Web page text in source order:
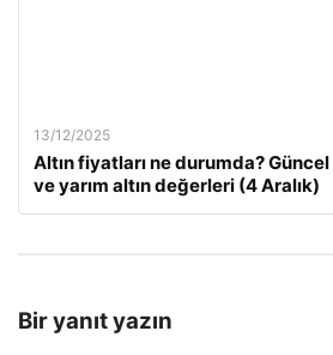
13/12/2025
Altın fiyatları ne durumda?
ve yarım altın değerleri (4 Aralık)
Bir yanıt yazın